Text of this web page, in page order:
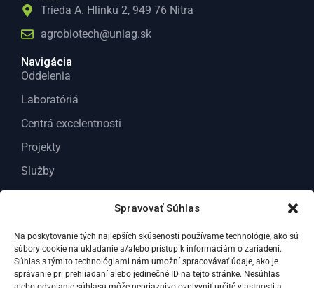
Spravovať Súhlas
Na poskytovanie tých najlepších skúseností používame technológie, ako sú
súbory cookie na ukladanie a/alebo prístup k informáciám o zariadení.
Súhlas s týmito technológiami nám umožní spracovávať údaje, ako je
správanie pri prehliadaní alebo jedinečné ID na tejto stránke. Nesúhlas
Trieda A. Hlinku 2, 949 76 Nitra
agrobiotech@uniag.sk
Navigácia
Oddelenia
Laboratóriá
Centrá excelentnosti
Projekty
Služby
O nás
Dokumenty
Všeobecné dokumenty
Dokumenty Pre odborných riešiteľov VC ABT